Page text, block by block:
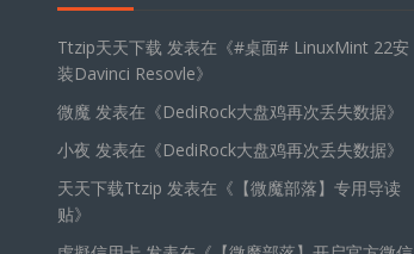
Ttzip天天下载 发表在《#桌面# LinuxMint 22安
装Davinci Resovle》
微魔 发表在《DediRock大盘鸡再次丢失数据》
小夜 发表在《DediRock大盘鸡再次丢失数据》
天天下载Ttzip 发表在《 【微魔部落】专用导读
贴》